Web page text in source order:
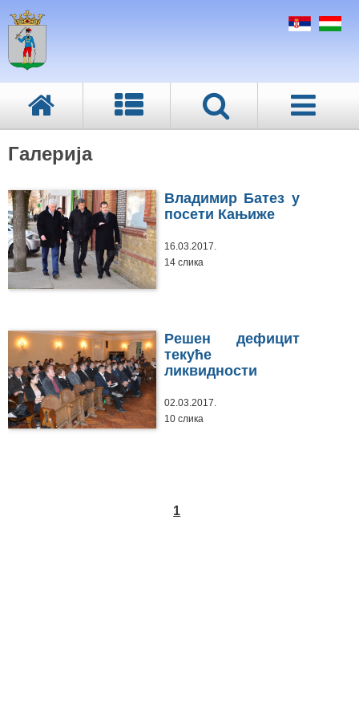
Галерија
Владимир Батез у
посети Кањиже
16.03.2017.
14 слика
Решен дефицит
текуће
ликвидности
02.03.2017.
10 слика
1